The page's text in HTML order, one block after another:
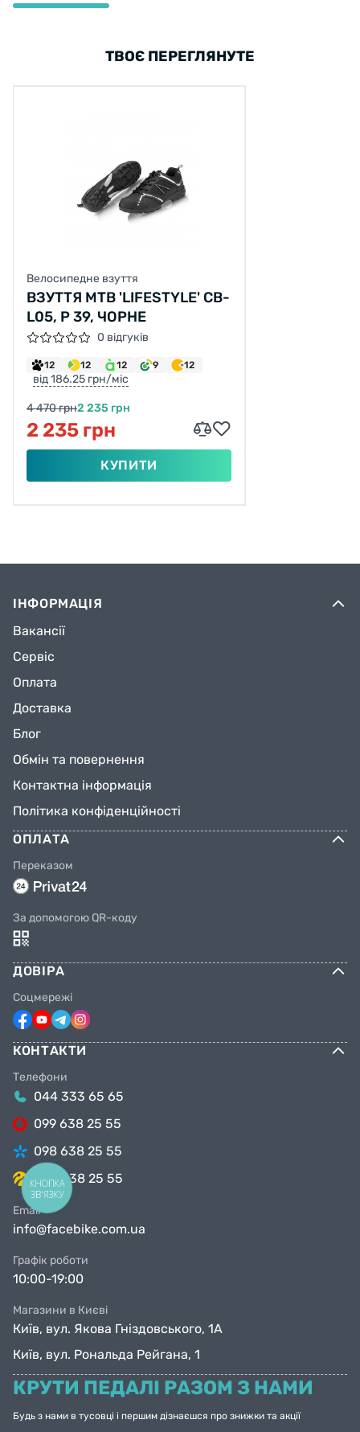
ТВОЄ ПЕРЕГЛЯНУТЕ
Велосипедне взуття
ВЗУТТЯ MTB 'LIFESTYLE' CB-
L05, Р 39, ЧОРНЕ
0 відгуків
12 12 12 9 12
від 186.25 грн/міс
4 470 грн2 235 грн
2 235 грн
КУПИТИ
ІНФОРМАЦІЯ
Вакансії
Сервіс
Оплата
Доставка
Блог
Обмін та повернення
Контактна інформація
Політика конфіденційності
ОПЛАТА
Переказом
За допомогою QR-коду
ДОВІРА
Соцмережі
КОНТАКТИ
Телефони
044 333 65 65
099 638 25 55
098 638 25 55
063 638 25 55
Email
info@facebike.com.ua
Графік роботи
10:00-19:00
Магазини в Києві
Київ, вул. Якова Гніздовського, 1А
Київ, вул. Рональда Рейгана, 1
КРУТИ ПЕДАЛІ РАЗОМ З НАМИ
Будь з нами в тусовці і першим дізнаєшся про знижки та акції
КНОПКА
ЗВ'ЯЗКУ